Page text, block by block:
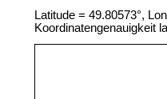
Latitude = 49.80573°,
Koordinatengenauigkeit